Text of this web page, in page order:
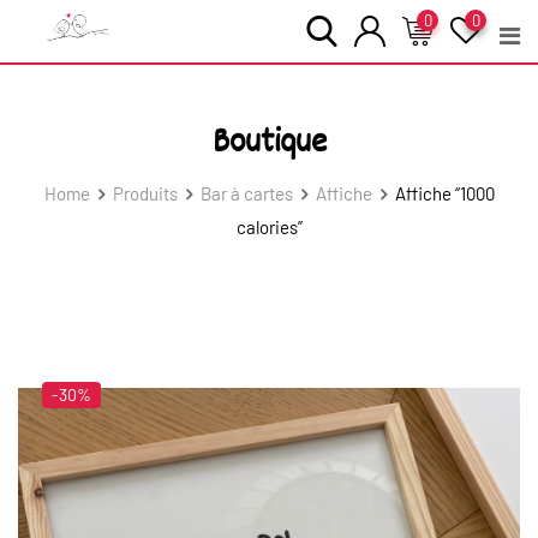
0
0
Boutique
Home Produits Bar à cartes Affiche
Affiche “1000
calories”
-30%